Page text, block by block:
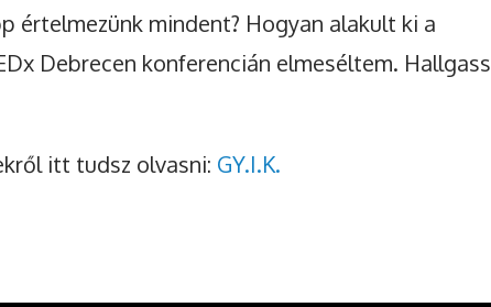
értelmezünk mindent? Hogyan alakult ki a
Debrecen konferencián elmeséltem. Hallgass
itt tudsz olvasni: GY.I.K.